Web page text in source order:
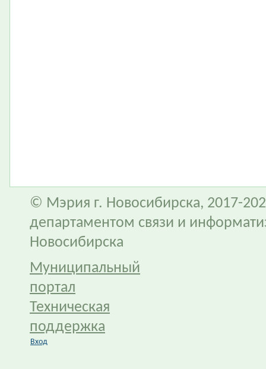
© Мэрия г. Новосибирска, 2017-
департаментом связи и
Новосибирска
Муниципальный
портал
Техническая
поддержка
Вход